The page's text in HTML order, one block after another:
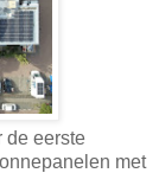
de eerste
met